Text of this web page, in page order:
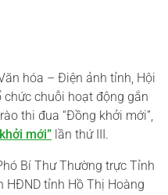
hóa – Điện ảnh tỉnh, Hội
chức chuỗi hoạt động gắn
thi đua “Đồng khởi mới”,
mới” lần thứ III.
Bí Thư Thường trực Tỉnh
HĐND tỉnh Hồ Thị Hoàng